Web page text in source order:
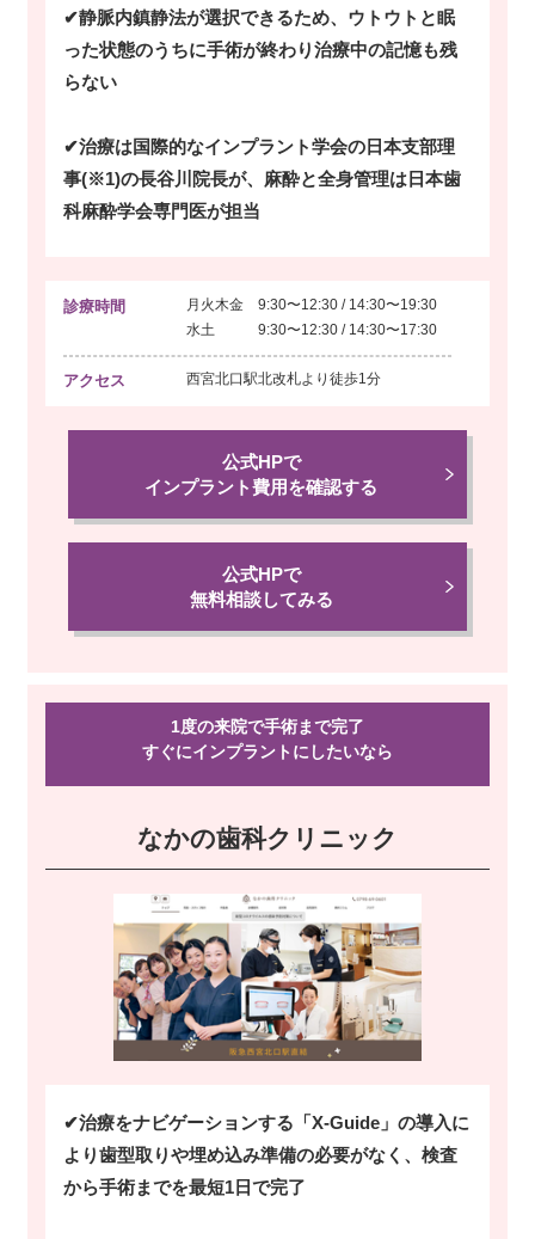
✔静脈内鎮静法が選択できるため、ウトウトと眠
った状態のうちに手術が終わり治療中の記憶も残
らない
✔治療は国際的なインプラント学会の日本支部理
事(※1)の長谷川院長が、麻酔と全身管理は日本歯
科麻酔学会専門医が担当
診療時間
月火木金 9:30〜12:30 / 14:30〜19:30
水土 9:30〜12:30 / 14:30〜17:30
アクセス 西宮北口駅北改札より 徒歩1分
公式HPで
インプラント費用を確認する
公式HPで
無料相談してみる
1度の来院で手術まで完了
すぐにインプラントにしたいなら
なかの歯科クリニック
✔治療をナビゲーションする「X-Guide」の導入に
より歯型取りや埋め込み準備の必要がなく、検査
から手術までを最短1日で完了